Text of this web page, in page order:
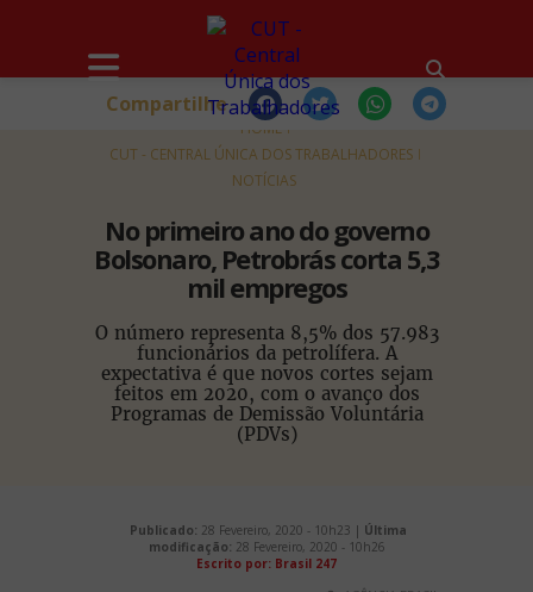
HOME
CUT - CENTRAL ÚNICA DOS TRABALHADORES
NOTÍCIAS
No primeiro ano do governo
Bolsonaro, Petrobrás corta 5,3
mil empregos
O número representa 8,5% dos 57.983
funcionários da petrolífera. A
expectativa é que novos cortes sejam
feitos em 2020, com o avanço dos
Programas de Demissão Voluntária
(PDVs)
Compartilhe
Publicado: 28 Fevereiro, 2020 - 10h23 | Última
modificação: 28 Fevereiro, 2020 - 10h26
Escrito por: Brasil 247